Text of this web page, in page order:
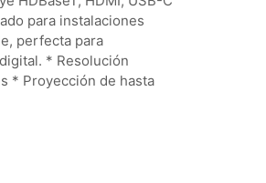
para instalaciones
perfecta para
* Resolución
* Proyección de hasta